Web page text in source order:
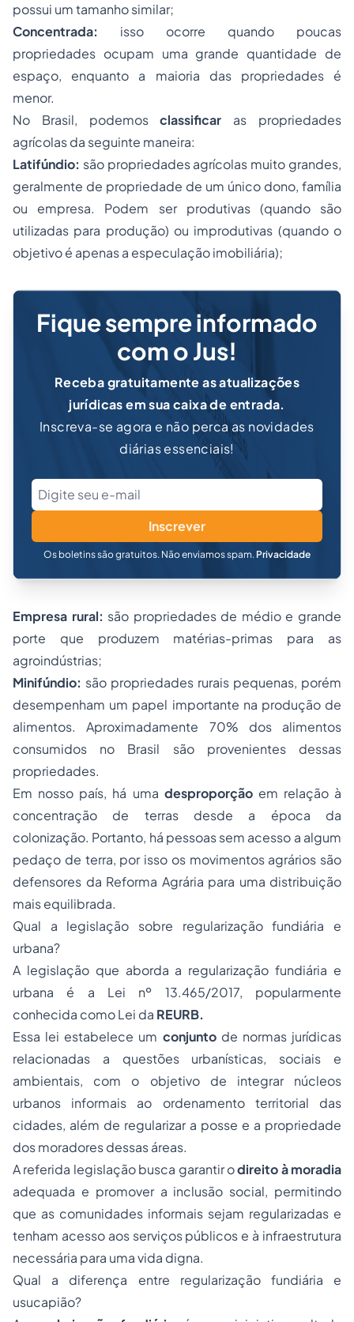
possui um tamanho similar;
Concentrada: isso ocorre quando poucas
propriedades ocupam uma grande quantidade de
espaço, enquanto a maioria das propriedades é
menor.
No Brasil, podemosclassificar as propriedades
agrícolas da seguinte maneira:
Latifúndio: são propriedades agrícolas muito grandes,
geralmente de propriedade de um único dono, família
ou empresa. Podem ser produtivas (quando são
utilizadas para produção) ou improdutivas (quando o
objetivo é apenas a especulação imobiliária);
Fique sempre informado
com o Jus!
Receba gratuitamente as atualizações
jurídicas em sua caixa de entrada.
Inscreva-se agora e não perca as novidades
diárias essenciais!
Inscrever
Os boletins são gratuitos. Não enviamos spam. Privacidade
Empresa rural: são propriedades de médio e grande
porte que produzem matérias-primas para as
agroindústrias;
Minifúndio: são propriedades rurais pequenas, porém
desempenham um papel importante na produção de
alimentos. Aproximadamente 70% dos alimentos
consumidos no Brasil são provenientes dessas
propriedades.
Em nosso país, há uma desproporçãoem relação à
concentração de terras desde a época da
colonização. Portanto, há pessoas sem acesso a algum
pedaço de terra, por isso os movimentos agrários são
defensores da Reforma Agrária para uma distribuição
mais equilibrada.
Qual a legislação sobre regularização fundiária e
urbana?
A legislação que aborda a regularização fundiária e
urbana é a Lei nº 13.465/2017, popularmente
conhecida como Lei da REURB.
Essa lei estabelece um conjuntode normas jurídicas
relacionadas a questões urbanísticas, sociais e
ambientais, com o objetivo de integrar núcleos
urbanos informais ao ordenamento territorial das
cidades, além de regularizar a posse e a propriedade
dos moradores dessas áreas.
A referida legislação busca garantir odireito à moradia
adequada e promover a inclusão social, permitindo
que as comunidades informais sejam regularizadas e
tenham acesso aos serviços públicos e à infraestrutura
necessária para uma vida digna.
Qual a diferença entre regularização fundiária e
usucapião?